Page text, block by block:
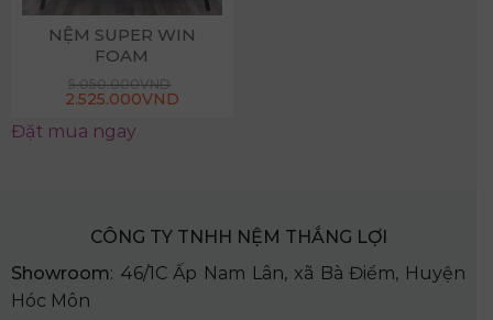
NỆM SUPER WIN
FOAM
5.050.000VND
2.525.000VND
Đặt mua ngay
CÔNG TY TNHH NỆM THẮNG LỢI
Showroom: 46/1C Ấp Nam Lân, xã Bà Điểm, Huyện
Hóc Môn